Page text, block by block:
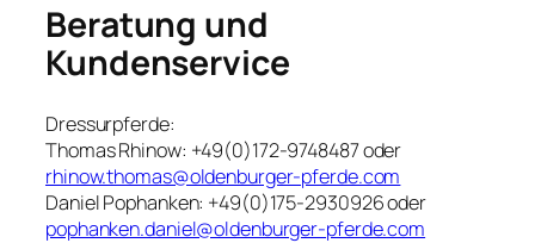
Beratung und
Kundenservice
Dressurpferde:
Thomas Rhinow: +49(0)172-9748487 oder
rhinow.thomas@oldenburger-pferde.com
Daniel Pophanken: +49(0)175-2930926 oder
pophanken.daniel@oldenburger-pferde.com